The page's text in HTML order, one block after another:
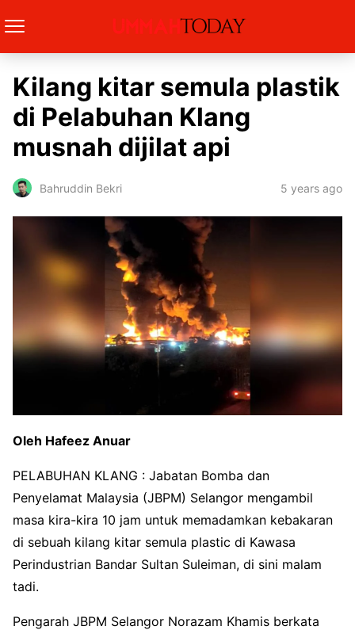
Kilang kitar semula plastik
di Pelabuhan Klang
musnah dijilat api
Bahruddin Bekri 5 years ago
Oleh Hafeez Anuar
PELABUHAN KLANG : Jabatan Bomba dan
Penyelamat Malaysia (JBPM) Selangor mengambil
masa kira-kira 10 jam untuk memadamkan kebakaran
di sebuah kilang kitar semula plastic di Kawasa
Perindustrian Bandar Sultan Suleiman, di sini malam
tadi.
Pengarah JBPM Selangor Norazam Khamis berkata